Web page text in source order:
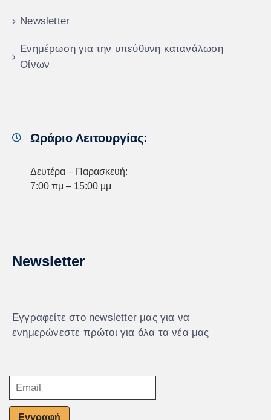
Newsletter
Ενημέρωση για την υπεύθυνη κατανάλωση
Οίνων
Ωράριο Λειτουργίας:
Δευτέρα – Παρασκευή:
7:00 πμ – 15:00 μμ
Newsletter
Εγγραφείτε στο newsletter μας για να
ενημερώνεστε πρώτοι για όλα τα νέα μας
Εγγραφή